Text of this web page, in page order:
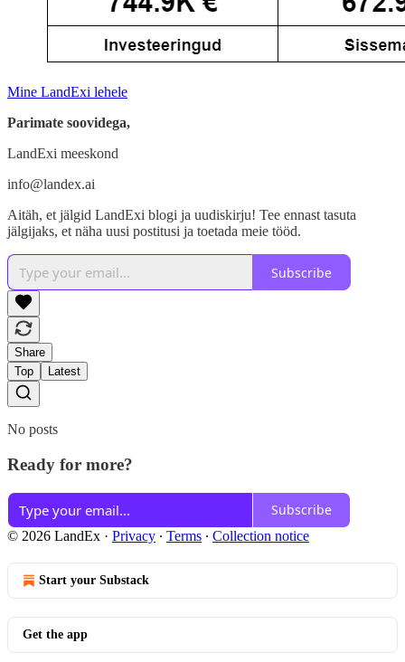
Mine LandExi lehele
Parimate soovidega,
LandExi meeskond
info@landex.ai
Aitäh, et jälgid LandExi blogi ja uudiskirju! Tee ennast tasuta
jälgijaks, et näha uusi postitusi ja toetada meie tööd.
Subscribe
Share
Top
Latest
No posts
Ready for more?
Subscribe
© 2026 LandEx · Privacy ∙ Terms ∙ Collection notice
Start your Substack
Get the app